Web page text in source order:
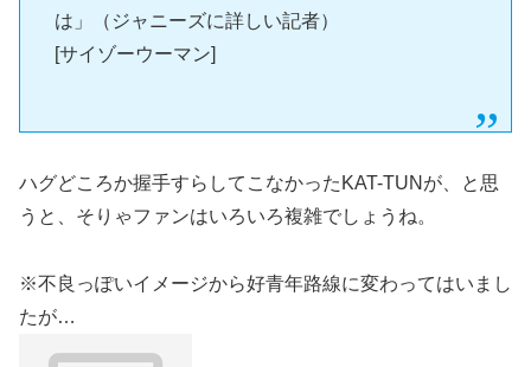
は」（ジャニーズに詳しい記者）
[サイゾーウーマン]
ハグどころか握手すらしてこなかったKAT-TUNが、と思
うと、そりゃファンはいろいろ複雑でしょうね。
※不良っぽいイメージから好青年路線に変わってはいまし
たが…